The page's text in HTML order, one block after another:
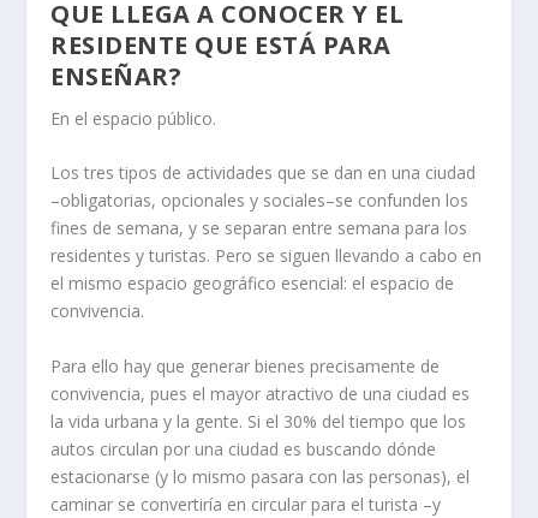
QUE LLEGA A CONOCER Y EL
RESIDENTE QUE ESTÁ PARA
ENSEÑAR?
En el espacio público.
Los tres tipos de actividades que se dan en una ciudad
–obligatorias, opcionales y sociales–se confunden los
fines de semana, y se separan entre semana para los
residentes y turistas. Pero se siguen llevando a cabo en
el mismo espacio geográfico esencial: el espacio de
convivencia.
Para ello hay que generar bienes precisamente de
convivencia, pues el mayor atractivo de una ciudad es
la vida urbana y la gente. Si el 30% del tiempo que los
autos circulan por una ciudad es buscando dónde
estacionarse (y lo mismo pasara con las personas), el
caminar se convertiría en circular para el turista –y